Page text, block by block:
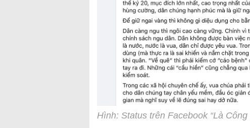
Hình: Status trên Facebook “Là Công